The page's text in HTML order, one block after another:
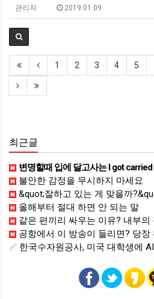
관리자 2019.01.09
1 2 3 4 5
최근글
변명할때 입에 달고사는 I got carried
불안한 감정을 무시하지 마세요
&quot;잘하고 있는 게 맞을까?&quot; 세바시 대표가 비교 지옥에서 탈출
올해부터 절대 하면 안 되는 말
같은 편끼리 싸우는 이유? 내부의 적이 더 무섭다? 인간이 갈등
공항에서 이 방송이 들리면? 당장 뛰어가세요!! #영어
한국수자원공사, 미국 대학생에 AI·디지털트윈